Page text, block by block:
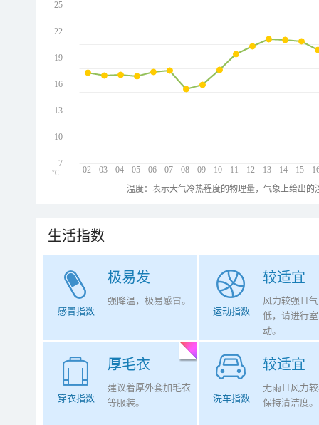
02 03 04 05 06 07 08 09 10 11 12 13 14 15
25
22
19
16
13
10
7
℃
温度：表示大气冷热程度的物理量，气象上给出
生活指数
极易发
感冒指数
强降温，极易感冒。
较适宜
运动指数
风力较强且
低，请进行
动。
厚毛衣
穿衣指数
建议着厚外套加毛衣
等服装。
较适宜
洗车指数
无雨且风力
保持清洁度。